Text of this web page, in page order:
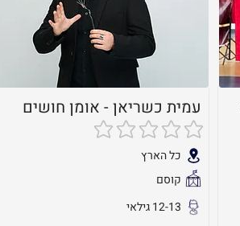
עמית כשריאן - אומן חושים
אין עדיין דירוגים
כל הארץ
קוסם
12-13 גילאי